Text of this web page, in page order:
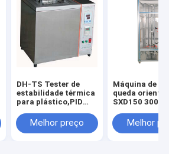
DH-TS Tester de
estabilidade térmica
para plástico,PID
250°C,GB/T2951
GB/T8815 Conforme
Melhor preço
Máquina de
queda
SXD150 300-
livre
para produtos
Melhor